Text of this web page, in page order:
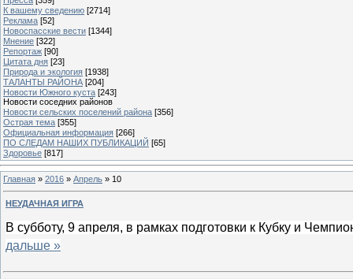
К вашему сведению [2714]
Реклама [52]
Новоспасские вести [1344]
Мнение [322]
Репортаж [90]
Цитата дня [23]
Природа и экология [1938]
ТАЛАНТЫ РАЙОНА [204]
Новости Южного куста [243]
Новости соседних районов
Новости сельских поселений района [356]
Острая тема [355]
Официальная информация [266]
ПО СЛЕДАМ НАШИХ ПУБЛИКАЦИЙ [65]
Здоровье [817]
Главная » 2016 » Апрель » 10
НЕУДАЧНАЯ ИГРА
В субботу, 9 апреля, в рамках подготовки к Кубку и
дальше »